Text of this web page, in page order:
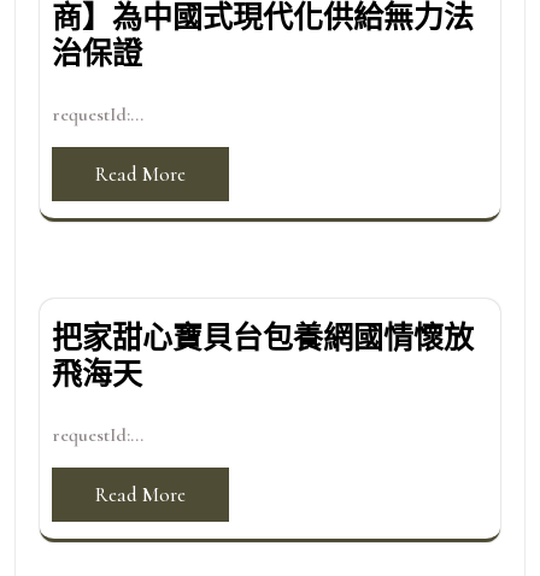
商】為中國式現代化供給無力法
治保證
requestId:...
Read More
把家甜心寶貝台包養網國情懷放
飛海天
requestId:...
Read More